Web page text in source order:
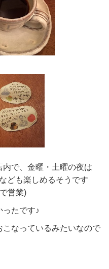
で、金曜・土曜の夜は
ども楽しめるそうです
営業)
ったです♪
なっているみたいなので